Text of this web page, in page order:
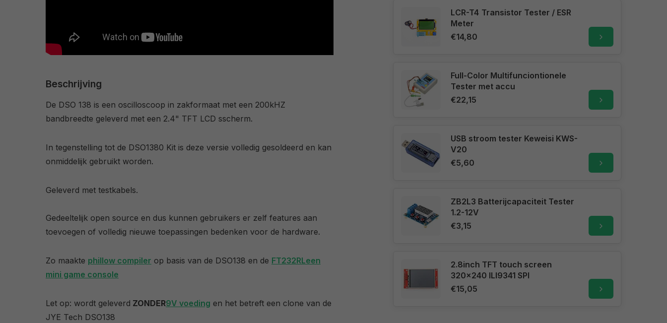
Beschrijving
De DSO 138 is een oscilloscoop in zakformaat met een 200kHZ
bandbreedte geleverd met een 2.4" TFT LCD sscherm.
In tegenstelling tot de DSO1380 Kit is deze versie volledig gesoldeerd en kan
onmiddelijk gebruikt worden.
Geleverd met testkabels.
Gedeeltelijk open source en dus kunnen gebruikers er zelf features aan
toevoegen of volledig nieuwe toepassingen bedenken voor de hardware.
Zo maakte phillow compiler op basis van de DSO138 en de FT232RLeen
mini game console
Let op: wordt geleverd ZONDER9V voeding en het betreft een clone van de
JYE Tech DSO138
LCR-T4 Transistor Tester / ESR
Meter
€14,80
Full-Color Multifunciontionele
Tester met accu
€22,15
USB stroom tester Keweisi KWS-
V20
€5,60
ZB2L3 Batterijcapaciteit Tester
1.2-12V
€3,15
2.8inch TFT touch screen
320x240 ILI9341 SPI
€15,05